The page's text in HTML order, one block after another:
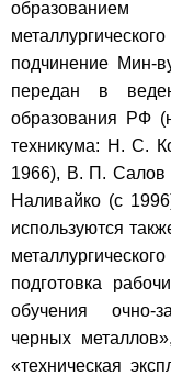
подчинение Мин-
передан в
образования РФ
техникума: Н. С.
1966), В. П. Салов
Наливайко (с
используются
подготовка
обучения очно-
черных
«техническая